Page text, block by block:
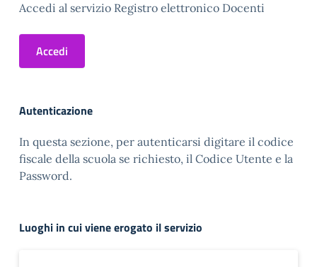
Accedi al servizio Registro elettronico Docenti
Accedi
Autenticazione
In questa sezione, per autenticarsi digitare il codice
fiscale della scuola se richiesto, il Codice Utente e la
Password.
Luoghi in cui viene erogato il servizio